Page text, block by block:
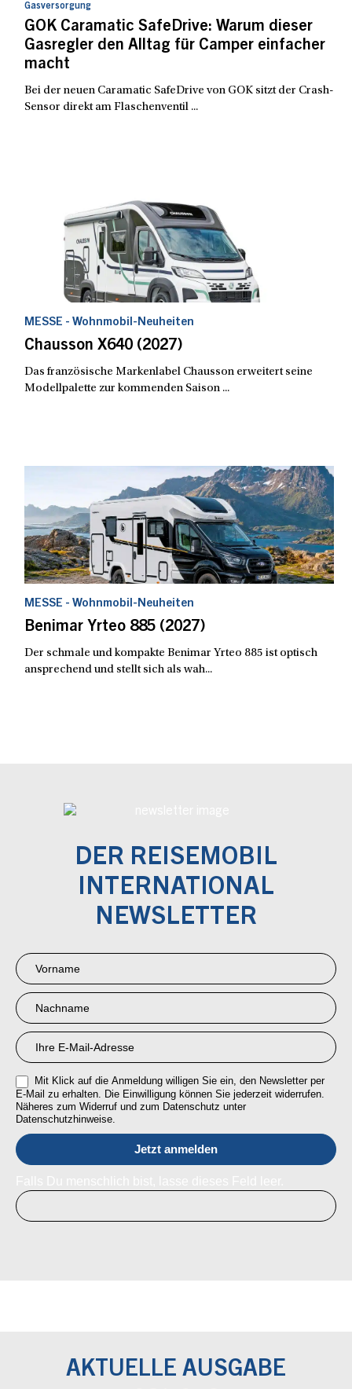
Gasversorgung
GOK Caramatic SafeDrive: Warum dieser
Gasregler den Alltag für Camper einfacher
macht
Bei der neuen Caramatic SafeDrive von GOK sitzt der Crash-
Sensor direkt am Flaschenventil ...
MESSE - Wohnmobil-Neuheiten
Chausson X640 (2027)
Das französische Markenlabel Chausson erweitert seine
Modellpalette zur kommenden Saison ...
MESSE - Wohnmobil-Neuheiten
Benimar Yrteo 885 (2027)
Der schmale und kompakte Benimar Yrteo 885 ist optisch
ansprechend und stellt sich als wah...
DER REISEMOBIL
INTERNATIONAL
NEWSLETTER
Newsletter
Anmeldung
RMI
Mit Klick auf die Anmeldung willigen Sie ein, den Newsletter per
E-Mail zu erhalten. Die Einwilligung können Sie jederzeit widerrufen.
Näheres zum Widerruf und zum Datenschutz unter
Datenschutzhinweise.
AKTUELLE AUSGABE